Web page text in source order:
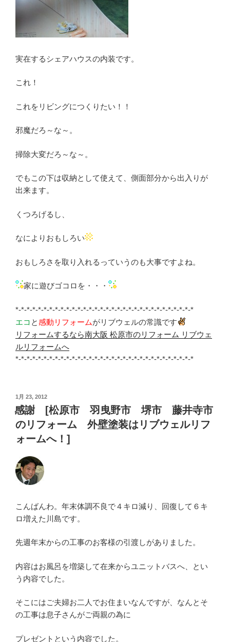
実在するシェアハウスの内装です。
これ！
これをリビングにつくりたい！！
邪魔だろ～な～。
掃除大変だろ～な～。
でもこの下は収納として使えて、側面部分から出入りが
出来ます。
くつろげるし、
なによりおもしろい
おもしろさを取り入れるっていうのも大事ですよね。
家に遊びゴコロを・・・
*-*-*-*-*-*-*-*-*-*-*-*-*-*-*-*-*-*-*-*-*-*-*-*-*-*-*-*-*-*-*-*
エコ と感動リフォームがリブウェルの常識です
リフォームするなら南大阪 松原市のリフォーム リブウェ
ルリフォームへ
*-*-*-*-*-*-*-*-*-*-*-*-*-*-*-*-*-*-*-*-*-*-*-*-*-*-*-*-*-*-*-*
投
稿
日:
1月 23, 2012
感謝 [松原市 羽曳野市 堺市 藤井寺市
のリフォーム 外壁塗装はリブウェルリフ
ォームへ！]
こんばんわ。年末体調不良で４キロ減り、回復して６キ
ロ増えた川島です。
先週年末からの工事のお客様の引渡しがありました。
内容はお風呂を増築して在来からユニットバスへ、とい
う内容でした。
そこにはご夫婦お二人でお住まいなんですが、なんとそ
の工事は息子さんがご両親の為に
プレゼントという内容でした。